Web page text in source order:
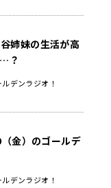
姉妹の生活が高
？
デンラジオ！
金）のゴールデ
デンラジオ！